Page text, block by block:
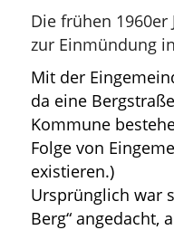
Die frühen
zur Einmündung
Mit der
da eine
Kommune
Folge von
existieren.)
Ursprünglich war
Berg“ angedacht,